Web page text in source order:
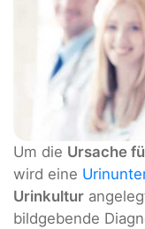
Um die Ursache
wird eine
Urinkultur
bildgebende